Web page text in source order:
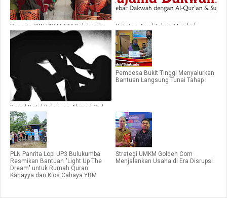
Peserta KKN PPM UNM Bulukumba
Perkenalkan Alat Pendeteksi Banjir
Catatan Awal Tahun Mujahid
Dakwah : Kebangkitan Pers dan
Media Islam
Bejad Betul Kelakuan Ahmad Spd
Alias Anker Menyetubuhi Sulfiani
Binti Nurdin Yang Keterbelakangan
Mental
Pemdesa Bukit Tinggi Menyalurkan
Bantuan Langsung Tunai Tahap I
PLN Panrita Lopi UP3 Bulukumba
Resmikan Bantuan "Light Up The
Dream" untuk Rumah Quran
Kahayya dan Kios Cahaya YBM
Strategi UMKM Golden Corn
Menjalankan Usaha di Era Disrupsi